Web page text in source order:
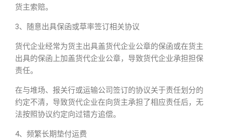
货主索赔。
3、随意出具保函或草率签订相关协议
货代企业经常为货主出具盖货代企业公章的保函或在货主
出具的保函上加盖货代企业公章，导致货代企业承担担保
责任。
在与堆场、报关行或运输公司签订的协议关于责任划分的
约定不清，导致货代企业在向货主承担了相应责任后，无
法按照协议约定向过错方追偿。
4、频繁长期垫付运费